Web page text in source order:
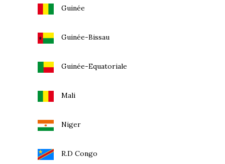
Guinée
Guinée-Bissau
Guinée-Equatoriale
Mali
Niger
R.D Congo